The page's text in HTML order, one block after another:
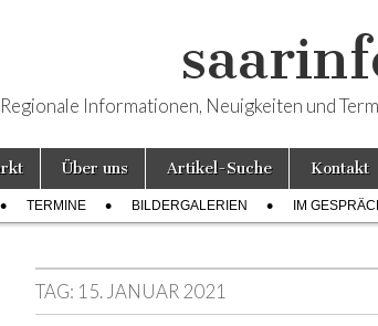
Regionale Informationen, Neuigkeiten und
Über uns Artikel-Suche Kontakt
TERMINE BILDERGALERIEN IM
TAG: 15. JANUAR 2021